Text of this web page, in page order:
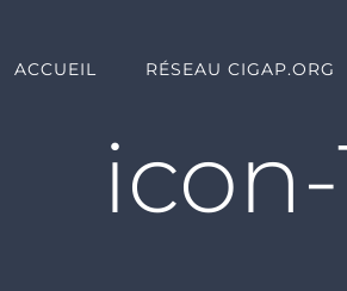
ACCUEIL RÉSEAU CIGAP.ORG